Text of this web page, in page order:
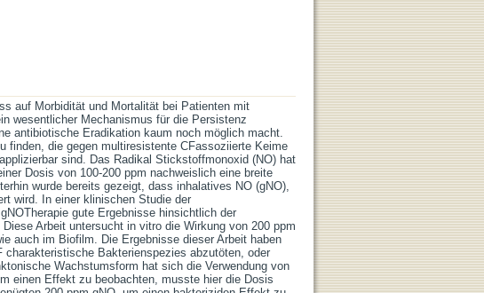
auf Morbidität und Mortalität bei Patienten mit
wesentlicher Mechanismus für die Persistenz
antibiotische Eradikation kaum noch möglich macht.
finden, die gegen multiresistente CFassoziierte Keime
sind. Das Radikal Stickstoffmonoxid (NO) hat
Dosis von 100-200 ppm nachweislich eine breite
wurde bereits gezeigt, dass inhalatives NO (gNO),
wird. In einer klinischen Studie der
gute Ergebnisse hinsichtlich der
Arbeit untersucht in vitro die Wirkung von 200 ppm
auch im Biofilm. Die Ergebnisse dieser Arbeit haben
Bakterienspezies abzutöten, oder
Wachstumsform hat sich die Verwendung von
einen Effekt zu beobachten, musste hier die Dosis